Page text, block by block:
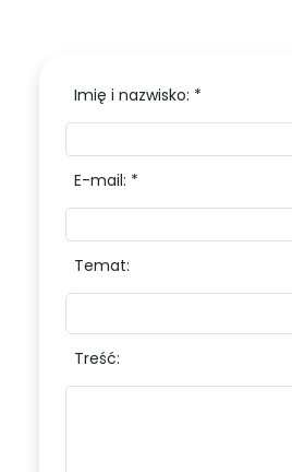
Imię i nazwisko: *
E-mail: *
Temat:
Treść: